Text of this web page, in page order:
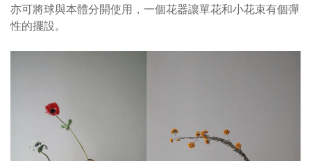
亦可將球與本體分開使用，一個花器讓單花和小花束有個彈
性的擺設。